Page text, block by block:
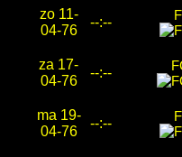
zo 11-
04-76
--:--
za 17-
04-76
--:--
ma 19-
04-76
--:--